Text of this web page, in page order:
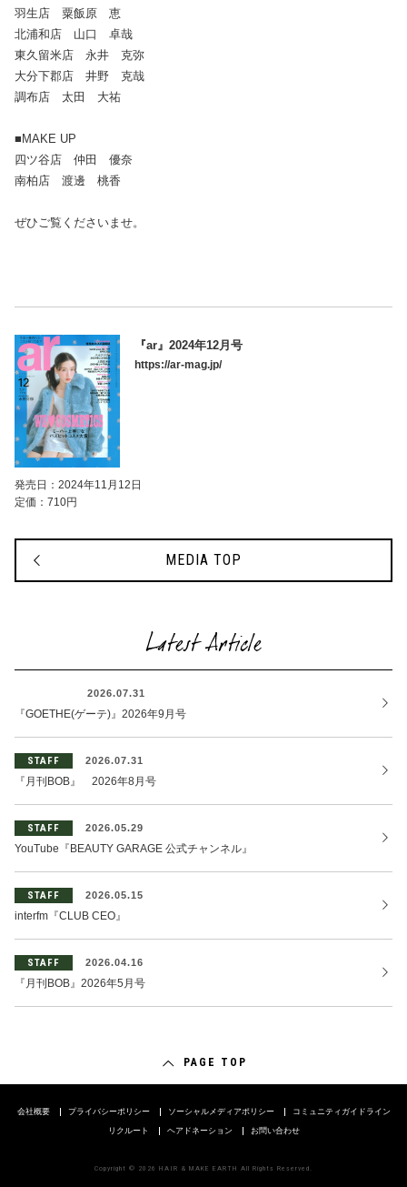
羽生店 粟飯原 恵
北浦和店 山口 卓哉
東久留米店 永井 克弥
大分下郡店 井野 克哉
調布店 太田 大祐
■MAKE UP
四ツ谷店 仲田 優奈
南柏店 渡邊 桃香
ぜひご覧くださいませ。
『ar』2024年12月号
https://ar-mag.jp/
発売日：2024年11月12日
定価：710円
MEDIA TOP
Latest Article
2026.07.31
『GOETHE(ゲーテ)』2026年9月号
STAFF 2026.07.31
『月刊BOB』 2026年8月号
STAFF 2026.05.29
YouTube『BEAUTY GARAGE 公式チャンネル』
STAFF 2026.05.15
interfm『CLUB CEO』
STAFF 2026.04.16
『月刊BOB』2026年5月号
PAGE TOP
会社概要 プライバシーポリシー ソーシャルメディアポリシー コミュニティガイドライン
リクルート ヘアドネーション お問い合わせ
Copyright © 2026 HAIR & MAKE EARTH All Rights Reserved.